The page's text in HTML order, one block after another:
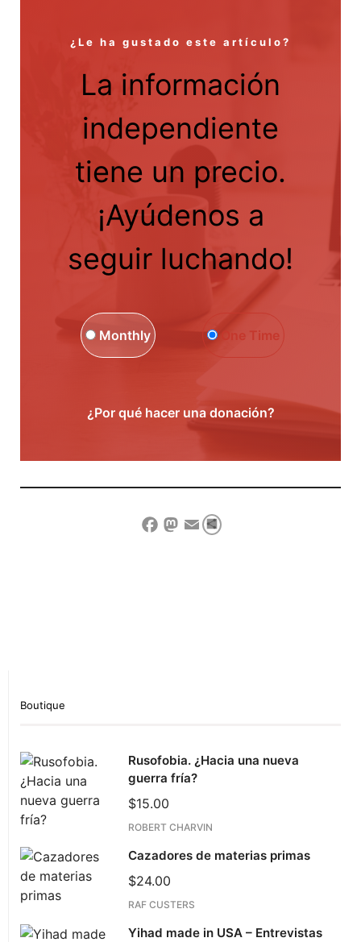
¿Le ha gustado este artículo?
La información
independiente
tiene un precio.
¡Ayúdenos a
seguir luchando!
One Time
Monthly
¿Por qué hacer una donación?
Facebook
Mastodon
EmailCompartir
Boutique
Rusofobia. ¿Hacia una nueva
guerra fría?
$15.00
ROBERT CHARVIN
Cazadores de materias primas
$24.00
RAF CUSTERS
Yihad made in USA – Entrevistas